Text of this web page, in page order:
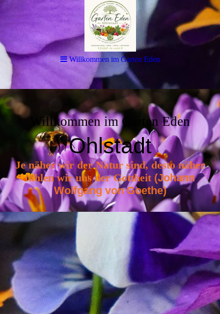
Willkommen im Garten Eden
Ohlstadt
Je näher wir der Natur sind, desto näher
fühlen wir uns der Gottheit (Johann
Wolfgang von Goethe)
Willkommen im Garten Eden